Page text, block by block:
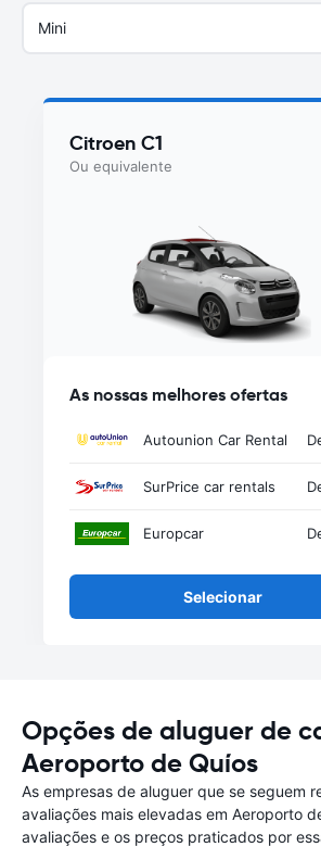
Mini
Citroen C1
Ou equivalente
As nossas melhores ofertas
Autounion Car Rental
SurPrice car rentals
Europcar
Selecionar
Opções de aluguer de
Aeroporto de Quíos
As empresas de aluguer que se seguem
avaliações mais elevadas em Aeroporto
avaliações e os preços praticados por